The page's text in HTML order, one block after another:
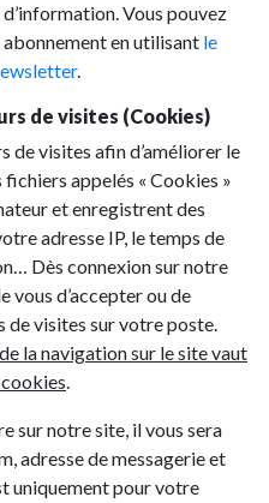
Vous pouvez
en utilisant le
.
de visites (Cookies)
de visites afin d’améliorer le
appelés « Cookies »
et enregistrent des
adresse IP, le temps de
Dès connexion sur notre
vous d’accepter ou de
de visites sur votre poste.
la navigation sur le site vaut
.
sur notre site, il vous sera
adresse de messagerie et
uniquement pour votre